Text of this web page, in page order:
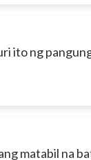
ito ng
matabil na